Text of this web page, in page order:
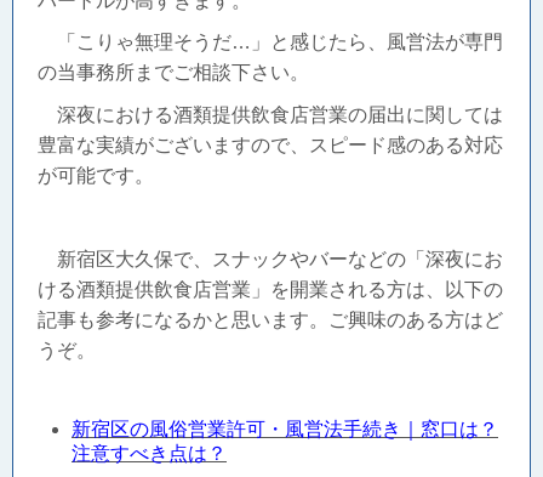
「こりゃ無理そうだ…」と感じたら、風営法が専門
の当事務所までご相談下さい。
深夜における酒類提供飲食店営業の届出に関しては
豊富な実績がございますので、スピード感のある対応
が可能です。
新宿区大久保で、スナックやバーなどの「深夜にお
ける酒類提供飲食店営業」を開業される方は、以下の
記事も参考になるかと思います。ご興味のある方はど
うぞ。
新宿区の風俗営業許可・風営法手続き｜窓口は？
注意すべき点は？